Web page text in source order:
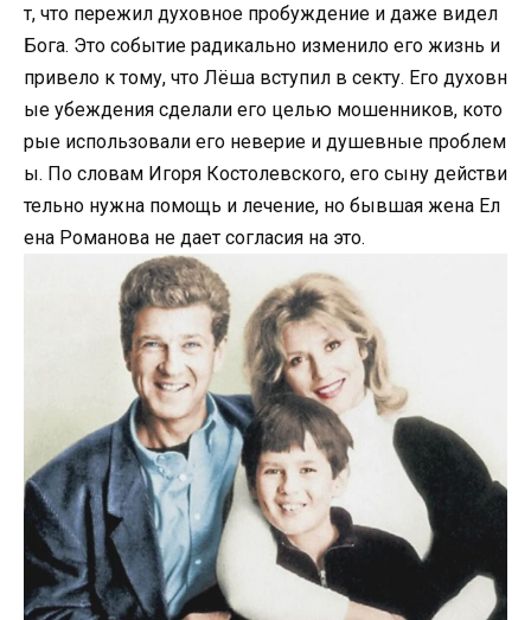
т, что пережил духовное пробуждение и даже видел
Бога. Это событие радикально изменило его жизнь и
привело к тому, что Лёша вступил в секту. Его духовн
ые убеждения сделали его целью мошенников, кото
рые использовали его неверие и душевные проблем
ы. По словам Игоря Костолевского, его сыну действи
тельно нужна помощь и лечение, но бывшая жена Ел
ена Романова не дает согласия на это.